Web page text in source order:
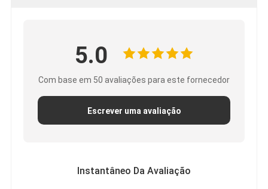
5.0
Com base em 50 avaliações para este fornecedor
Escrever uma avaliação
Instantâneo Da Avaliação